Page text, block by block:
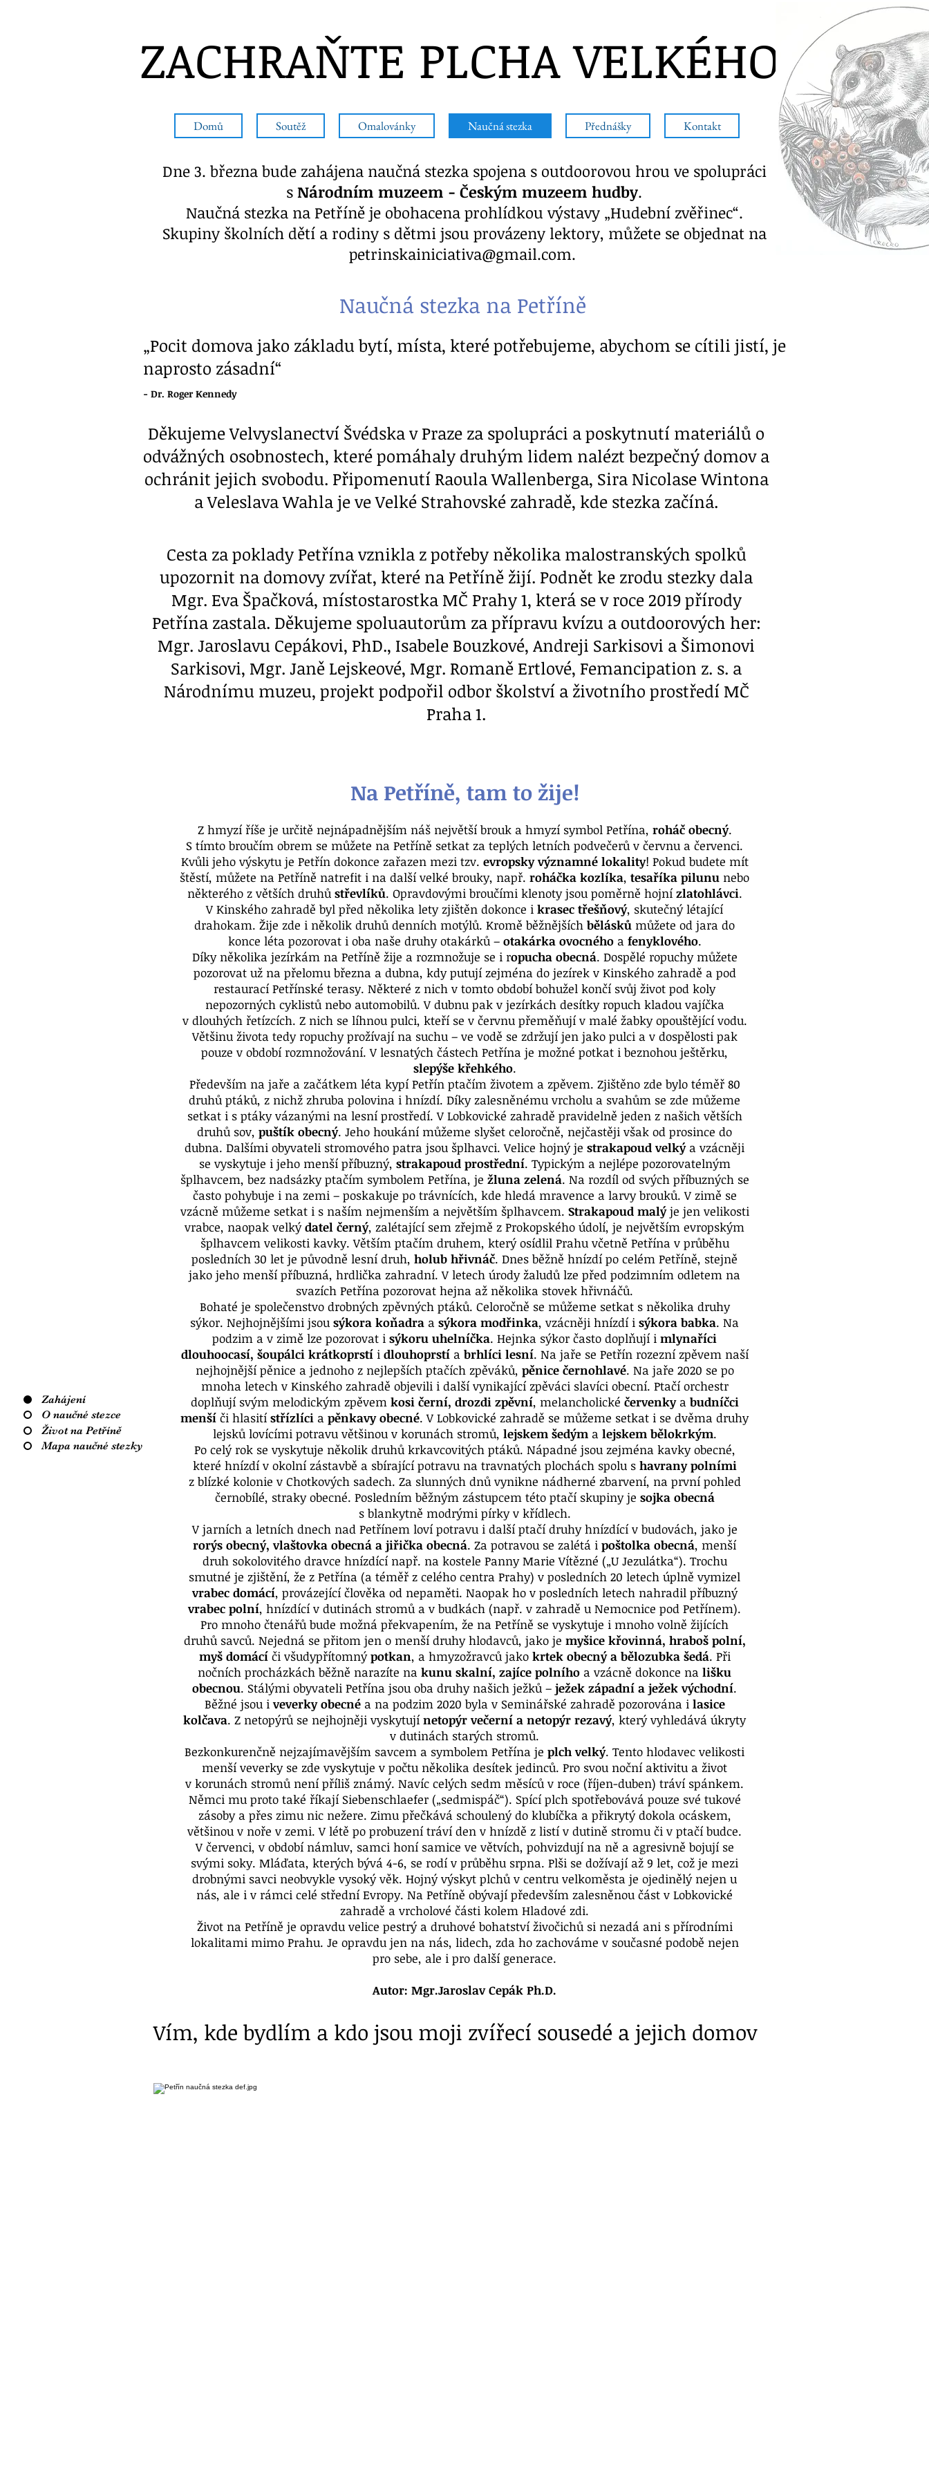
ZACHRAŇTE PLCHA VELKÉHO
Domů Soutěž Omalovánky Naučná stezka Přednášky Kontakt
Zahájení
O naučné stezce
Život na Petříně
Mapa naučné stezky
Dne 3. března bude zahájena naučná stezka spojena s outdoorovou hrou ve spolupráci
s Národním muzeem - Českým muzeem hudby.
Naučná stezka na Petříně je obohacena prohlídkou výstavy „Hudební zvěřinec“.
Skupiny školních dětí a rodiny s dětmi jsou provázeny lektory, můžete se objednat na
petrinskainiciativa@gmail.com.
Naučná stezka na Petříně
„Pocit domova jako základu bytí, místa, které potřebujeme, abychom se cítili jistí, je
naprosto zásadní“
- Dr. Roger Kennedy
Děkujeme Velvyslanectví Švédska v Praze za spolupráci a poskytnutí materiálů o
odvážných osobnostech, které pomáhaly druhým lidem nalézt bezpečný domov a
ochránit jejich svobodu. Připomenutí Raoula Wallenberga, Sira Nicolase Wintona
a Veleslava Wahla je ve Velké Strahovské zahradě, kde stezka začíná.
Cesta za poklady Petřína vznikla z potřeby několika malostranských spolků
upozornit na domovy zvířat, které na Petříně žijí. Podnět ke zrodu stezky dala
Mgr. Eva Špačková, místostarostka MČ Prahy 1, která se v roce 2019 přírody
Petřína zastala. Děkujeme spoluautorům za přípravu kvízu a outdoorových her:
Mgr. Jaroslavu Cepákovi, PhD., Isabele Bouzkové, Andreji Sarkisovi a Šimonovi
Sarkisovi, Mgr. Janě Lejskeové, Mgr. Romaně Ertlové, Femancipation z. s. a
Národnímu muzeu, projekt podpořil odbor školství a životního prostředí MČ
Praha 1.
Na Petříně, tam to žije!
Z hmyzí říše je určitě nejnápadnějším náš největší brouk a hmyzí symbol Petřína, roháč obecný.
S tímto broučím obrem se můžete na Petříně setkat za teplých letních podvečerů v červnu a červenci.
Kvůli jeho výskytu je Petřín dokonce zařazen mezi tzv. evropsky významné lokality! Pokud budete mít
štěstí, můžete na Petříně natrefit i na další velké brouky, např. roháčka kozlíka, tesaříka pilunu nebo
některého z větších druhů střevlíků. Opravdovými broučími klenoty jsou poměrně hojní zlatohlávci.
V Kinského zahradě byl před několika lety zjištěn dokonce i krasec třešňový, skutečný létající
drahokam. Žije zde i několik druhů denních motýlů. Kromě běžnějších bělásků můžete od jara do
konce léta pozorovat i oba naše druhy otakárků – otakárka ovocnéhoa fenyklového.
Díky několika jezírkám na Petříně žije a rozmnožuje se i ropucha obecná. Dospělé ropuchy můžete
pozorovat už na přelomu března a dubna, kdy putují zejména do jezírek v Kinského zahradě a pod
restaurací Petřínské terasy. Některé z nich v tomto období bohužel končí svůj život pod koly
nepozorných cyklistů nebo automobilů. V dubnu pak v jezírkách desítky ropuch kladou vajíčka
v dlouhých řetízcích. Z nich se líhnou pulci, kteří se v červnu přeměňují v malé žabky opouštějící vodu.
Většinu života tedy ropuchy prožívají na suchu – ve vodě se zdržují jen jako pulci a v dospělosti pak
pouze v období rozmnožování. V lesnatých částech Petřína je možné potkat i beznohou ještěrku,
slepýše křehkého.
Především na jaře a začátkem léta kypí Petřín ptačím životem a zpěvem. Zjištěno zde bylo téměř 80
druhů ptáků, z nichž zhruba polovina i hnízdí. Díky zalesněnému vrcholu a svahům se zde můžeme
setkat i s ptáky vázanými na lesní prostředí. V Lobkovické zahradě pravidelně jeden z našich větších
druhů sov, puštík obecný. Jeho houkání můžeme slyšet celoročně, nejčastěji však od prosince do
dubna. Dalšími obyvateli stromového patra jsou šplhavci. Velice hojný je strakapoud velkýa vzácněji
se vyskytuje i jeho menší příbuzný, strakapoud prostřední. Typickým a nejlépe pozorovatelným
šplhavcem, bez nadsázky ptačím symbolem Petřína, je žluna zelená. Na rozdíl od svých příbuzných se
často pohybuje i na zemi – poskakuje po trávnících, kde hledá mravence a larvy brouků. V zimě se
vzácně můžeme setkat i s naším nejmenším a největším šplhavcem. Strakapoud malýje jen velikosti
vrabce, naopak velkýdatel černý, zalétající sem zřejmě z Prokopského údolí, je největším evropským
šplhavcem velikosti kavky. Větším ptačím druhem, který osídlil Prahu včetně Petřína v průběhu
posledních 30 let je původně lesní druh, holub hřivnáč. Dnes běžně hnízdí po celém Petříně, stejně
jako jeho menší příbuzná, hrdlička zahradní. V letech úrody žaludů lze před podzimním odletem na
svazích Petřína pozorovat hejna až několika stovek hřivnáčů.
Bohaté je společenstvo drobných zpěvných ptáků. Celoročně se můžeme setkat s několika druhy
sýkor. Nejhojnějšími jsou sýkora koňadra a sýkora modřinka, vzácněji hnízdí i sýkora babka. Na
podzim a v zimě lze pozorovat i sýkoru uhelníčka. Hejnka sýkor často doplňují i mlynaříci
dlouhoocasí, šoupálci krátkoprstí idlouhoprstí abrhlíci lesní. Na jaře se Petřín rozezní zpěvem naší
nejhojnější pěnice a jednoho z nejlepších ptačích zpěváků, pěnice černohlavé. Na jaře 2020 se po
mnoha letech v Kinského zahradě objevili i další vynikající zpěváci slavíci obecní. Ptačí orchestr
doplňují svým melodickým zpěvem kosi černí, drozdi zpěvní, melancholické červenkya budníčci
menší či hlasití střízlíci a pěnkavy obecné. V Lobkovické zahradě se můžeme setkat i se dvěma druhy
lejsků lovícími potravu většinou v korunách stromů, lejskem šedýmalejskem bělokrkým.
Po celý rok se vyskytuje několik druhů krkavcovitých ptáků. Nápadné jsou zejména kavky obecné,
které hnízdí v okolní zástavbě a sbírající potravu na travnatých plochách spolu s havrany polními
z blízké kolonie v Chotkových sadech. Za slunných dnů vynikne nádherné zbarvení, na první pohled
černobílé, straky obecné. Posledním běžným zástupcem této ptačí skupiny je sojka obecná
s blankytně modrými pírky v křídlech.
V jarních a letních dnech nad Petřínem loví potravu i další ptačí druhy hnízdící v budovách, jako je
rorýs obecný, vlaštovka obecná a jiřička obecná. Za potravou se zalétá i poštolka obecná, menší
druh sokolovitého dravce hnízdící např. na kostele Panny Marie Vítězné („U Jezulátka“). Trochu
smutné je zjištění, že z Petřína (a téměř z celého centra Prahy) v posledních 20 letech úplně vymizel
vrabec domácí, provázející člověka od nepaměti. Naopak ho v posledních letech nahradil příbuzný
vrabec polní, hnízdící v dutinách stromů a v budkách (např. v zahradě u Nemocnice pod Petřínem).
Pro mnoho čtenářů bude možná překvapením, že na Petříně se vyskytuje i mnoho volně žijících
druhů savců. Nejedná se přitom jen o menší druhy hlodavců, jako je myšice křovinná, hraboš polní,
myš domácíči všudypřítomnýpotkan, a hmyzožravců jako krtek obecný a bělozubka šedá. Při
nočních procházkách běžně narazíte na kunu skalní, zajíce polního a vzácně dokonce na lišku
obecnou. Stálými obyvateli Petřína jsou oba druhy našich ježků – ježek západní a ježek východní.
Běžné jsou iveverky obecnéa na podzim 2020 byla v Seminářské zahradě pozorována i lasice
kolčava. Z netopýrů se nejhojněji vyskytují netopýr večerní a netopýr rezavý, který vyhledává úkryty
v dutinách starých stromů.
Bezkonkurenčně nejzajímavějším savcem a symbolem Petřína je plch velký. Tento hlodavec velikosti
menší veverky se zde vyskytuje v počtu několika desítek jedinců. Pro svou noční aktivitu a život
v korunách stromů není příliš známý. Navíc celých sedm měsíců v roce (říjen-duben) tráví spánkem.
Němci mu proto také říkají Siebenschlaefer („sedmispáč“). Spící plch spotřebovává pouze své tukové
zásoby a přes zimu nic nežere. Zimu přečkává schoulený do klubíčka a přikrytý dokola ocáskem,
většinou v noře v zemi. V létě po probuzení tráví den v hnízdě z listí v dutině stromu či v ptačí budce.
V červenci, v období námluv, samci honí samice ve větvích, pohvizdují na ně a agresivně bojují se
svými soky. Mláďata, kterých bývá 4-6, se rodí v průběhu srpna. Plši se dožívají až 9 let, což je mezi
drobnými savci neobvykle vysoký věk. Hojný výskyt plchů v centru velkoměsta je ojedinělý nejen u
nás, ale i v rámci celé střední Evropy. Na Petříně obývají především zalesněnou část v Lobkovické
zahradě a vrcholové části kolem Hladové zdi.
Život na Petříně je opravdu velice pestrý a druhové bohatství živočichů si nezadá ani s přírodními
lokalitami mimo Prahu. Je opravdu jen na nás, lidech, zda ho zachováme v současné podobě nejen
pro sebe, ale i pro další generace.
Autor: Mgr.Jaroslav Cepák Ph.D.
Vím, kde bydlím a kdo jsou moji zvířecí sousedé a jejich domov